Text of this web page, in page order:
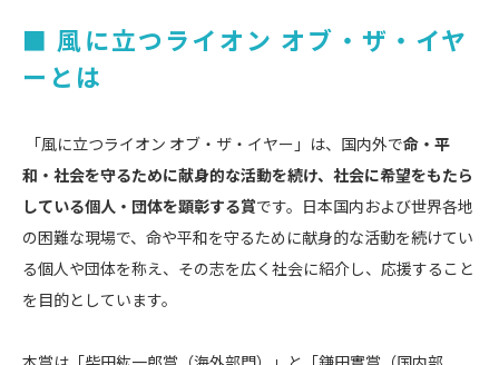
■ 風に立つライオン オブ・ザ・イヤ
ーとは
「風に立つライオン オブ・ザ・イヤー」は、国内外で命・平
和・社会を守るために献身的な活動を続け、社会に希望をもたら
している個人・団体を顕彰する賞です。日本国内および世界各地
の困難な現場で、命や平和を守るために献身的な活動を続けてい
る個人や団体を称え、その志を広く社会に紹介し、応援すること
を目的としています。